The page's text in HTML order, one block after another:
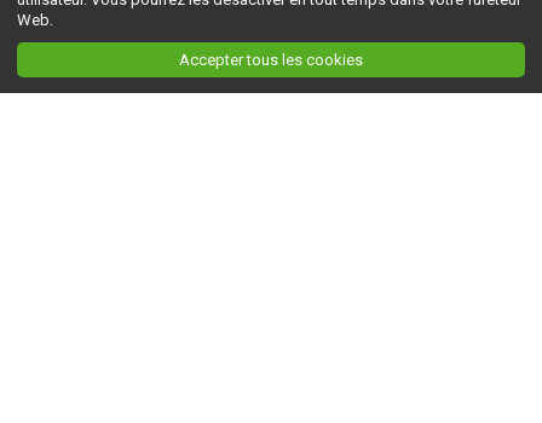
Web.
Accepter tous les cookies